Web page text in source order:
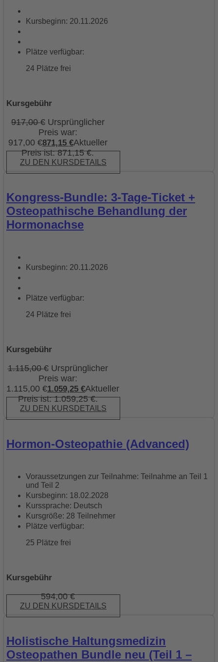
Kursbeginn: 20.11.2026
Plätze verfügbar:
24 Plätze frei
Kursgebühr
917,00€ Ursprünglicher
Preis war:
917,00 €871,15 €Aktueller
Preis ist: 871,15 €.
ZU DEN KURSDETAILS
Kongress-Bundle: 3-Tage-Ticket +
Osteopathische Behandlung der
Hormonachse
Kursbeginn: 20.11.2026
Plätze verfügbar:
24 Plätze frei
Kursgebühr
1.115,00€ Ursprünglicher
Preis war:
1.115,00 €1.059,25 €Aktueller
Preis ist: 1.059,25 €.
ZU DEN KURSDETAILS
Hormon-Osteopathie (Advanced)
Voraussetzungen zur Teilnahme: Teilnahme an Teil 1
und Teil 2
Kursbeginn: 18.02.2028
Kurssprache: Deutsch
Kursgröße: 28 Teilnehmer
Plätze verfügbar:
25 Plätze frei
Kursgebühr
594,00€
ZU DEN KURSDETAILS
Holistische Haltungsmedizin
Osteopathen Bundle neu (Teil 1 –